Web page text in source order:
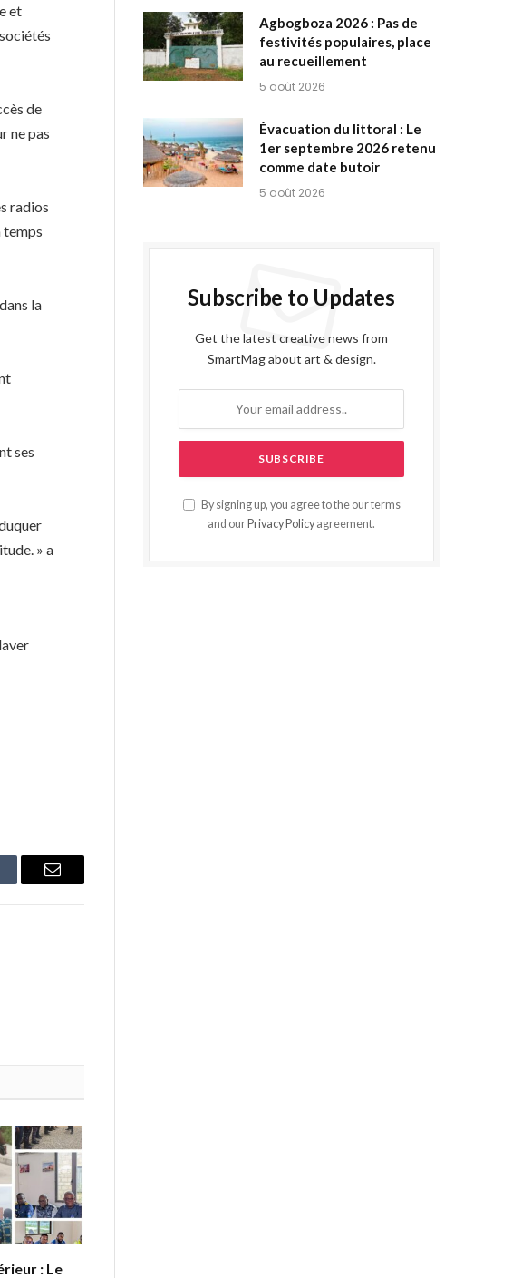
et
de
ne pas
radios
temps
la
ses
» a
Email
: Le
Agbogboza 2026 : Pas de
festivités populaires, place
au recueillement
5 août 2026
Évacuation du littoral : Le
1er septembre 2026 retenu
comme date butoir
5 août 2026
Subscribe to Updates
Get the latest creative news from
SmartMag about art & design.
By signing up, you agree to the our terms
and our Privacy Policy agreement.